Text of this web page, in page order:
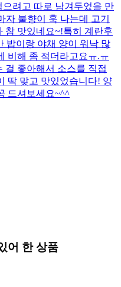
려고 따로 남겨두었을 만
불향이 훅 나는데 고기
참 맛있네요~!특히 계란후
밥이랑 야채 양이 워낙 많
비해 좀 적더라고요ㅠ.ㅠ
걸 좋아해서 소스를 직접
딱 맞고 맛있었습니다! 양
드셔보세요~^^
어 한 상품